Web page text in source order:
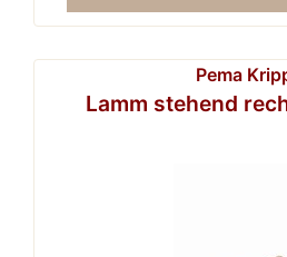
Pema
Lamm stehend